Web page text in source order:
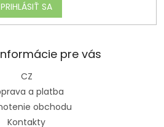
PRIHLÁSIŤ SA
pre vás
CZ
a platba
obchodu
Kontakty